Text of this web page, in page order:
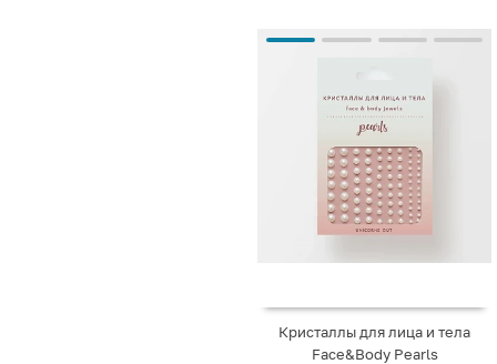
Кристаллы для лица и тела
Face&Body Pearls